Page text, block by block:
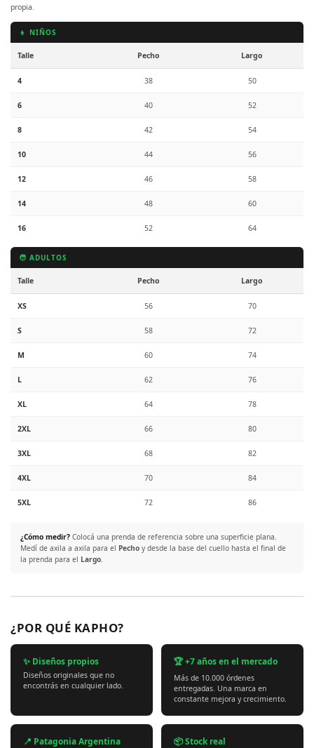
propia.
👦 NIÑOS
Talle Pecho Largo
4 38 50
6 40 52
8 42 54
10 44 56
12 46 58
14 48 60
16 52 64
🧑 ADULTOS
Talle Pecho Largo
XS 56 70
S 58 72
M 60 74
L 62 76
XL 64 78
2XL 66 80
3XL 68 82
4XL 70 84
5XL 72 86
¿Cómo medir? Colocá una prenda de referencia sobre una superficie plana.
Medí de axila a axila para el Pecho y desde la base del cuello hasta el final de
la prenda para el Largo.
¿POR QUÉ KAPHO?
✨ Diseños propios
Diseños originales que no
encontrás en cualquier lado.
🏆 +7 años en el mercado
Más de 10.000 órdenes
entregadas. Una marca en
constante mejora y crecimiento.
📍 Patagonia Argentina 📦 Stock real